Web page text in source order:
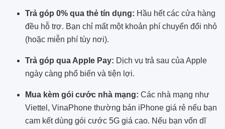
Trả góp 0% qua thẻ tín dụng: Hầu hết các cửa hàng
đều hỗ trợ. Bạn chỉ mất một khoản phí chuyển đổi nhỏ
(hoặc miễn phí tùy nơi).
Trả góp qua Apple Pay: Dịch vụ trả sau của Apple
ngày càng phổ biến và tiện lợi.
Mua kèm gói cước nhà mạng: Các nhà mạng như
Viettel, VinaPhone thường bán iPhone giá rẻ nếu bạn
cam kết dùng gói cước 5G giá cao. Nếu bạn vốn dĩ